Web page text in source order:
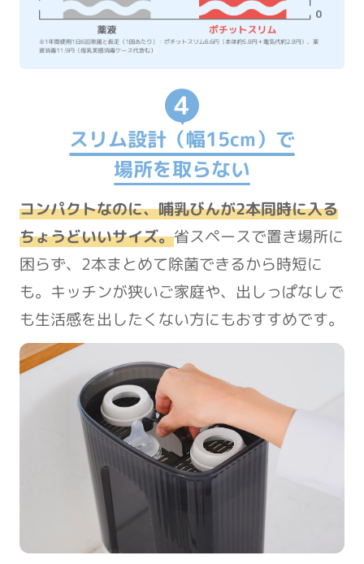
4
スリム設計（幅15cm）で
場所を取らない
コンパクトなのに、哺乳びんが2本同時に入る
ちょうどいいサイズ。省スペースで置き場所に
困らず、2本まとめて除菌できるから時短に
も。キッチンが狭いご家庭や、出しっぱなしで
も生活感を出したくない方にもおすすめです。